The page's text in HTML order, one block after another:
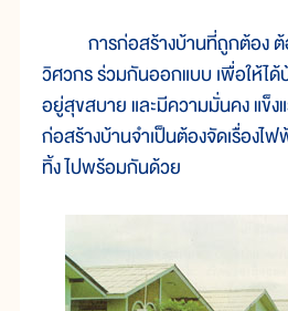
การก่อสร้างบ้านที่ถูกต้อง ต้
วิศวกร ร่วมกันออกแบบ เพื่อให้ไ
อยู่สุขสบาย และมีความมั่นคง แข็ง
ก่อสร้างบ้านจำเป็นต้องจัดเรื่องไ
ทิ้ง ไปพร้อมกันด้วย